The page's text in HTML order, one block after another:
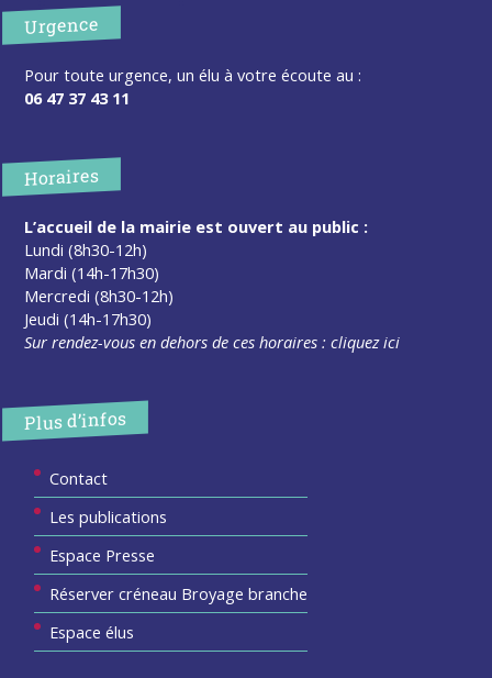
Urgence
Pour toute urgence, un élu à votre écoute au :
06 47 37 43 11
Horaires
L’accueil de la mairie est ouvert au public :
Lundi (8h30-12h)
Mardi (14h-17h30)
Mercredi (8h30-12h)
Jeudi (14h-17h30)
Sur rendez-vous en dehors de ces horaires :cliquez ici
Plus d’infos
Contact
Les publications
Espace Presse
Réserver créneau Broyage branche
Espace élus